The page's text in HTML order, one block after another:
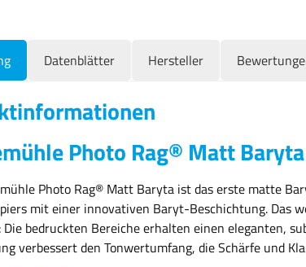
Datenblätter Hersteller
Photo Rag® Matt
Photo Rag® Matt Baryta ist das erste matte
mit einer innovativen Baryt-Beschichtung. Das
Die bedruckten Bereiche erhalten einen eleganten,
verbessert den Tonwertumfang, die Schärfe und